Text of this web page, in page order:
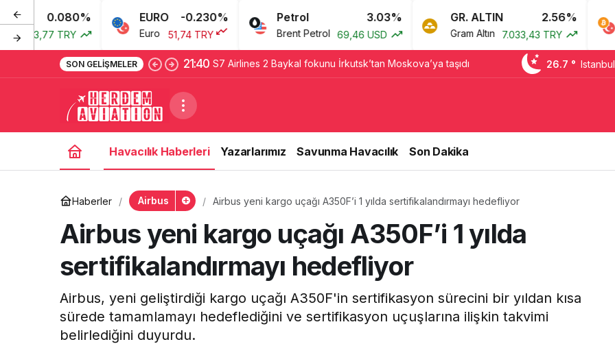
0.080%
TRY
EURO -0.230%
Euro 51,74 TRY
Petrol
Brent Petrol 69,46 USD
GR. ALTIN 2.56%
Gram Altın 7.033,43 TRY
BTC
Bitcoin
SON GELIŞMELER 21:40 S7 Airlines 2 Baykal fokunu İrkutsk’tan Moskova’ya taşıdı 26.7 ° Istanbul
Havacılık Haberleri Yazarlarımız Savunma Havacılık Son Dakika
Haberler Airbus Airbus yeni kargo uçağı A350F’i 1 yılda sertifikalandırmayı hedefliyor
Airbus yeni kargo uçağı A350F’i 1 yılda
sertifikalandırmayı hedefliyor
Airbus, yeni geliştirdiği kargo uçağı A350F'in sertifikasyon sürecini bir yıldan kısa
sürede tamamlamayı hedeflediğini ve sertifikasyon uçuşlarına ilişkin takvimi
belirlediğini duyurdu.